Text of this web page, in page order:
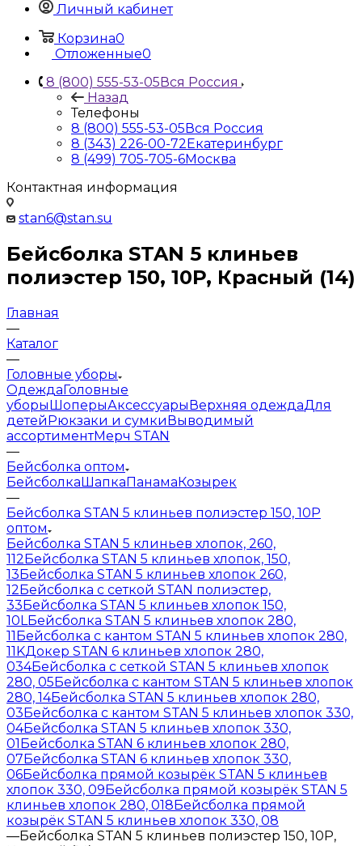
Личный кабинет
Корзина0
Отложенные0
8 (800) 555-53-05Вся Россия
Назад
Телефоны
8 (800) 555-53-05Вся Россия
8 (343) 226-00-72Екатеринбург
8 (499) 705-705-6Москва
Контактная информация
stan6@stan.su
Бейсболка STAN 5 клиньев
полиэстер 150, 10P, Красный (14)
Главная
—
Каталог
—
Головные уборы
ОдеждаГоловные
уборыШоперыАксессуарыВерхняя одеждаДля
детейРюкзаки и сумкиВыводимый
ассортиментМерч STAN
—
Бейсболка оптом
БейсболкаШапкаПанамаКозырек
—
Бейсболка STAN 5 клиньев полиэстер 150, 10P
оптом
Бейсболка STAN 5 клиньев хлопок, 260,
112Бейсболка STAN 5 клиньев хлопок, 150,
13Бейсболка STAN 5 клиньев хлопок 260,
12Бейсболка с сеткой STAN полиэстер,
33Бейсболка STAN 5 клиньев хлопок 150,
10L Бейсболка STAN 5 клиньев хлопок 280,
11Бейсболка с кантом STAN 5 клиньев хлопок 280,
11KДокер STAN 6 клиньев хлопок 280,
034Бейсболка с сеткой STAN 5 клиньев хлопок
280, 05Бейсболка с кантом STAN 5 клиньев хлопок
280, 14Бейсболка STAN 5 клиньев хлопок 280,
03Бейсболка с кантом STAN 5 клиньев хлопок 330,
04Бейсболка STAN 5 клиньев хлопок 330,
01Бейсболка STAN 6 клиньев хлопок 280,
07Бейсболка STAN 6 клиньев хлопок 330,
06Бейсболка прямой козырёк STAN 5 клиньев
хлопок 330, 09Бейсболка прямой козырёк STAN 5
клиньев хлопок 280, 018Бейсболка прямой
козырёк STAN 5 клиньев хлопок 330, 08
—Бейсболка STAN 5 клиньев полиэстер 150, 10P,